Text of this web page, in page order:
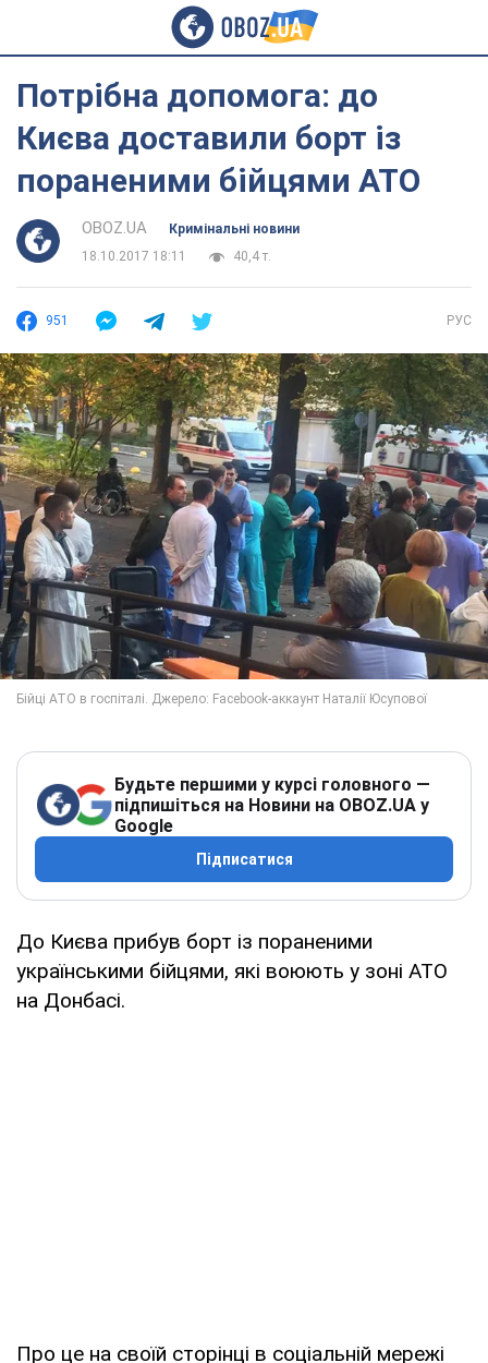
Потрібна допомога: до
Києва доставили борт із
пораненими бійцями АТО
OBOZ.UA
Кримінальні новини
18.10.2017 18:11
40,4 т.
951 РУС
Будьте першими у курсі головного —
підпишіться на Новини на OBOZ.UA у
Google
Підписатися
До Києва прибув борт із пораненими
українськими бійцями, які воюють у зоні АТО
на Донбасі.
Про це на своїй сторінці в соціальній мережі